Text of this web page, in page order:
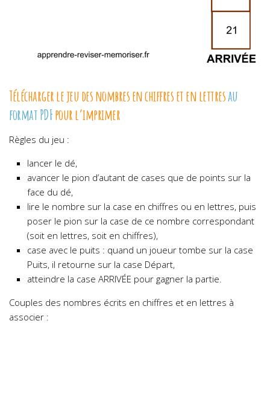
Télécharger le jeu des nombres en chiffres et en lettresau
format PDFpour l’imprimer
Règles du jeu :
lancer le dé,
avancer le pion d’autant de cases que de points sur la
face du dé,
lire le nombre sur la case en chiffres ou en lettres, puis
poser le pion sur la case de ce nombre correspondant
(soit en lettres, soit en chiffres),
case avec le puits : quand un joueur tombe sur la case
Puits, il retourne sur la case Départ,
atteindre la case ARRIVÉE pour gagner la partie.
Couples des nombres écrits en chiffres et en lettres à
associer :